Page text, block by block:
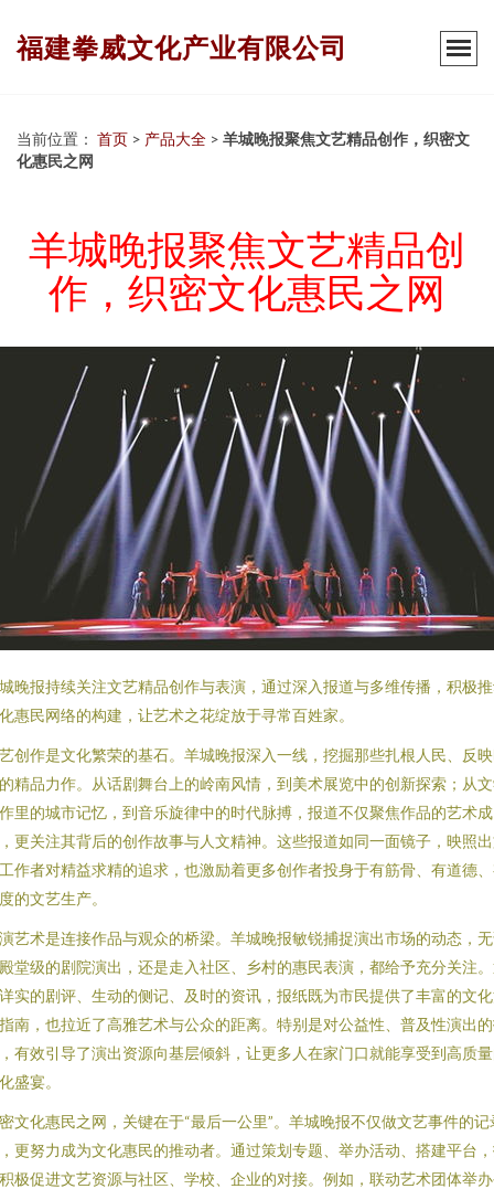
福建拳威文化产业有限公司
当前位置： 首页 > 产品大全 > 羊城晚报聚焦文艺精品创作，织密文
化惠民之网
羊城晚报聚焦文艺精品创
作，织密文化惠民之网
晚报持续关注文艺精品创作与表演，通过深入报道与多维传播，积极
惠民网络的构建，让艺术之花绽放于寻常百姓家。
创作是文化繁荣的基石。羊城晚报深入一线，挖掘那些扎根人民、反
精品力作。从话剧舞台上的岭南风情，到美术展览中的创新探索；从
里的城市记忆，到音乐旋律中的时代脉搏，报道不仅聚焦作品的艺术成
更关注其背后的创作故事与人文精神。这些报道如同一面镜子，映照
作者对精益求精的追求，也激励着更多创作者投身于有筋骨、有道德
的文艺生产。
艺术是连接作品与观众的桥梁。羊城晚报敏锐捕捉演出市场的动态，
堂级的剧院演出，还是走入社区、乡村的惠民表演，都给予充分关注
实的剧评、生动的侧记、及时的资讯，报纸既为市民提供了丰富的文
南，也拉近了高雅艺术与公众的距离。特别是对公益性、普及性演出
有效引导了演出资源向基层倾斜，让更多人在家门口就能享受到高质
盛宴。
文化惠民之网，关键在于“最后一公里”。羊城晚报不仅做文艺事件的记
更努力成为文化惠民的推动者。通过策划专题、举办活动、搭建平台
极促进文艺资源与社区、学校、企业的对接。例如，联动艺术团体举